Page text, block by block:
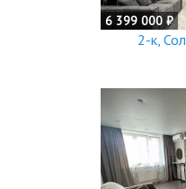
6 399 000 ₽
2-к,